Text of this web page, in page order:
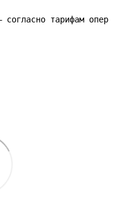
тарифам